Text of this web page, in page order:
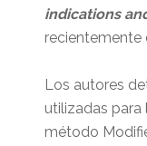
indications
recientemente
Los autores
utilizadas para
método